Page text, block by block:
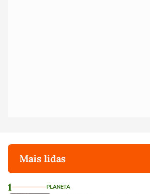
Mais lidas
1 PLANETA